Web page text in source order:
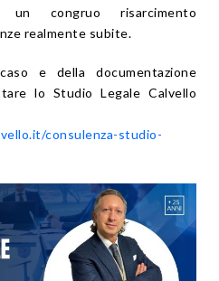
congruo risarcimento
realmente subite.
e della documentazione
lo Studio Legale Calvello
consulenza-studio-